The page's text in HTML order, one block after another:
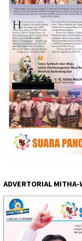
ADVERTORIAL